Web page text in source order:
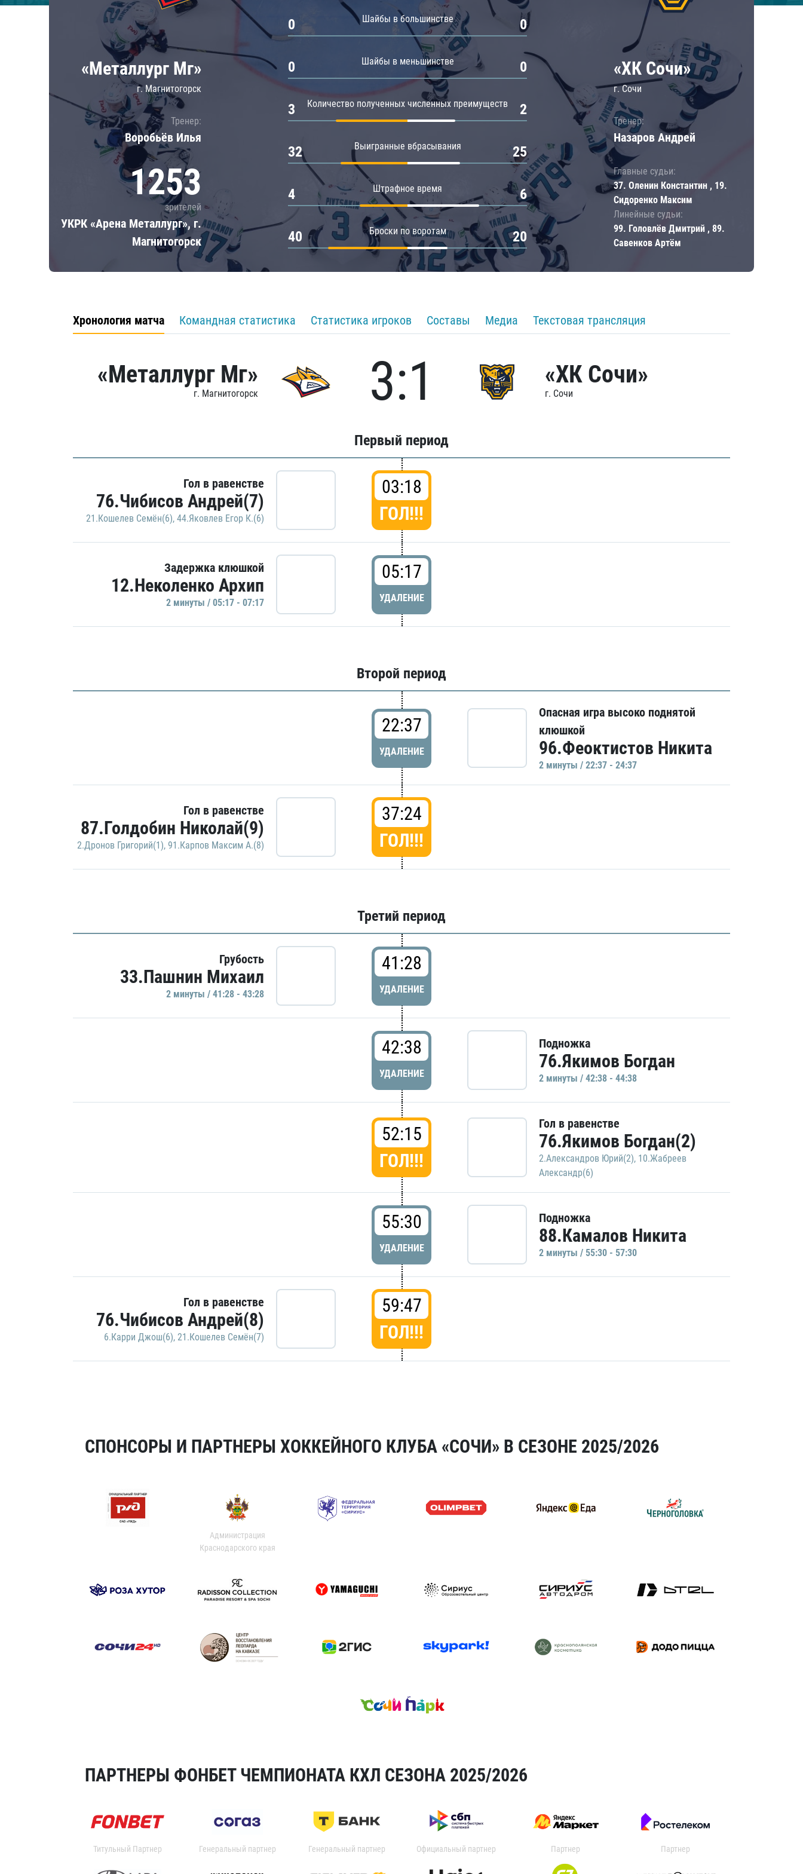
Локомотив
ЦСКА
Шанхайские Драконы
«Металлург Мг»
г. Магнитогорск
Тренер:
Воробьёв Илья
1253
зрителей
УКРК «Арена Металлург», г.
Магнитогорск
Шайбы в большинстве
0 0
Шайбы в меньшинстве
0 0
Количество полученных численных преимуществ
3 2
Выигранные вбрасывания
32 25
Штрафное время
4 6
Броски по воротам
40 20
«ХК Сочи»
г. Сочи
Тренер:
Назаров Андрей
Главные судьи:
37. Оленин Константин , 19.
Сидоренко Максим
Линейные судьи:
99. Головлёв Дмитрий , 89.
Савенков Артём
Хронология матча Командная статистика Статистика игроков Составы Медиа Текстовая трансляция
«Металлург Мг»
г. Магнитогорск 3:1 «ХК Сочи»
г. Сочи
Первый период
Гол в равенстве
76.Чибисов Андрей(7)
21.Кошелев Семён(6), 44.Яковлев Егор К.(6)
03:18
ГОЛ!!!
Задержка клюшкой
12.Неколенко Архип
2 минуты / 05:17 - 07:17
05:17
УДАЛЕНИЕ
Второй период
22:37
УДАЛЕНИЕ
Опасная игра высоко поднятой
клюшкой
96.Феоктистов Никита
2 минуты / 22:37 - 24:37
Гол в равенстве
87.Голдобин Николай(9)
2.Дронов Григорий(1), 91.Карпов Максим А.(8)
37:24
ГОЛ!!!
Третий период
Грубость
33.Пашнин Михаил
2 минуты / 41:28 - 43:28
41:28
УДАЛЕНИЕ
42:38
УДАЛЕНИЕ
Подножка
76.Якимов Богдан
2 минуты / 42:38 - 44:38
52:15
ГОЛ!!!
Гол в равенстве
76.Якимов Богдан(2)
2.Александров Юрий(2), 10.Жабреев
Александр(6)
55:30
УДАЛЕНИЕ
Подножка
88.Камалов Никита
2 минуты / 55:30 - 57:30
Гол в равенстве
76.Чибисов Андрей(8)
6.Карри Джош(6), 21.Кошелев Семён(7)
59:47
ГОЛ!!!
СПОНСОРЫ И ПАРТНЕРЫ ХОККЕЙНОГО КЛУБА «СОЧИ» В СЕЗОНЕ 2025/2026
Администрация
Краснодарского края
ПАРТНЕРЫ ФОНБЕТ ЧЕМПИОНАТА КХЛ СЕЗОНА 2025/2026
Титульный Партнер Генеральный партнер Генеральный партнер Официальный партнер Партнер Партнер